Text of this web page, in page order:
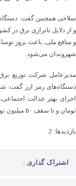
سلاحی همچنین گفت:
و از دلایل ناترازی برق در
و منافع ملی، باعث بروز
شهروندان می‌شود.
مدیرعامل شرکت توزیع
دستگاه‌های رمز ارز گفت:
اجرای بهتر عدالت
تومان و تا سقف ۵۰ میلیون تومان برای هر مرکز پاداش دریافت می‌کنند.
بازدیدها: 2
اشتراک گذاری :